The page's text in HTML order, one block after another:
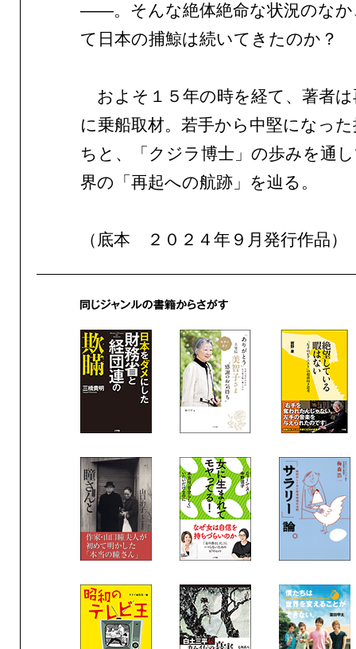
——。そんな絶体絶命な状況のなか
て日本の捕鯨は続いてきたのか？
およそ１５年の時を経て、著者は
に乗船取材。若手から中堅になっ
ちと、「クジラ博士」の歩みを通
界の「再起への航跡」を辿る。
（底本 ２０２４年９月発行作品）